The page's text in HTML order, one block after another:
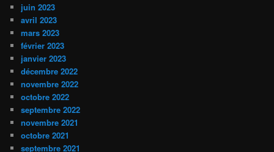
juin 2023
avril 2023
mars 2023
février 2023
janvier 2023
décembre 2022
novembre 2022
octobre 2022
septembre 2022
novembre 2021
octobre 2021
septembre 2021